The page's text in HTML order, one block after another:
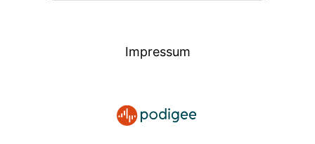
Impressum